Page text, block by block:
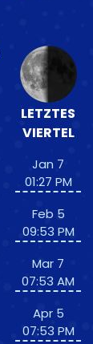
LETZTES
VIERTEL
Jan 7
01:27 PM
Feb 5
09:53 PM
Mar 7
07:53 AM
Apr 5
07:53 PM